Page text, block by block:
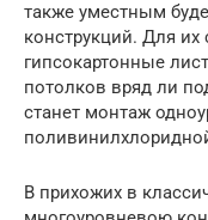
также уместным
конструкций. Для
гипсокартонные
потолков вряд ли
станет монтаж
В прихожих в